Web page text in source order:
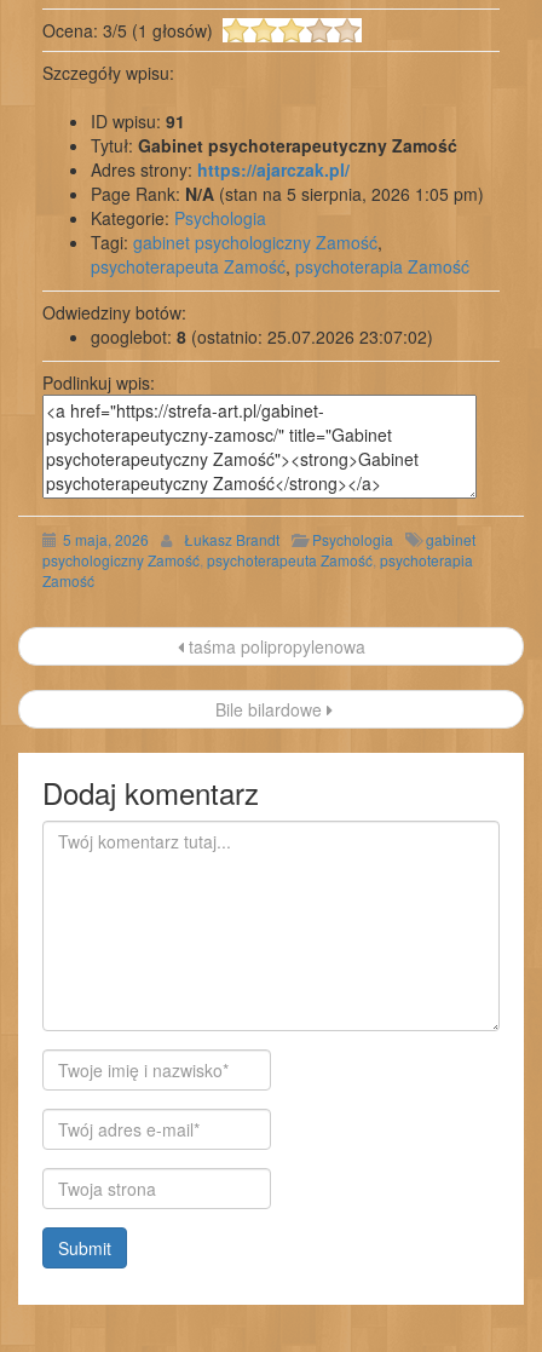
Ocena: 3/5 (1 głosów)
Szczegóły wpisu:
ID wpisu: 91
Tytuł: Gabinet psychoterapeutyczny Zamość
Adres strony: https://ajarczak.pl/
Page Rank: N/A (stan na 5 sierpnia, 2026 1:05 pm)
Kategorie: Psychologia
Tagi: gabinet psychologiczny Zamość,
psychoterapeuta Zamość, psychoterapia Zamość
Odwiedziny botów:
googlebot: 8 (ostatnio: 25.07.2026 23:07:02)
Podlinkuj wpis:
5 maja, 2026 Łukasz Brandt Psychologia
gabinet
psychologiczny Zamość psychoterapeuta Zamość psychoterapia
Zamość
Nawigacja
wpisu
taśma polipropylenowa
Bile bilardowe
Dodaj komentarz
Autor
E-
mail
Witryna
internetowa